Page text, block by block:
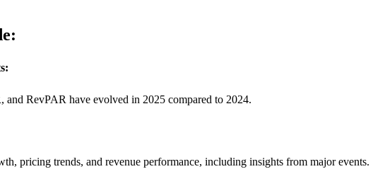
RevPAR have evolved in 2025 compared to 2024.
pricing trends, and revenue performance, including insights from major events.